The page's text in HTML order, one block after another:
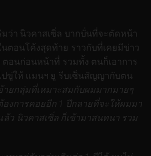
มว่า นิวคาสเซิ่ล บากบั่นที่จะตัดหน้า
ตอนโค้งสุดท้าย ราวกับที่เคยมีข่าว
อนก่อนหน้าที่ รวมทั้ง ตนก็เอาการ
ปขู่ให้ แมนฯ ยู รีบเซ็นสัญญากับตน
ายกลุ่มที่เหมาะสมกับผมมากมายๆ
องการคอยอีก 1 ปีกลายที่จะให้ผมมา
ว นิวคาสเซิ่ล ก็เข้ามาสนทนา รวม